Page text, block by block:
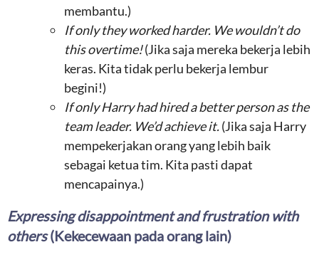
membantu.)
If only they worked harder. We wouldn’t do
this overtime!(Jika saja mereka bekerja lebih
keras. Kita tidak perlu bekerja lembur
begini!)
If only Harry had hired a better person as the
team leader. We’d achieve it.(Jika saja Harry
mempekerjakan orang yang lebih baik
sebagai ketua tim. Kita pasti dapat
mencapainya.)
Expressing disappointment and frustration with
others(Kekecewaan pada orang lain)